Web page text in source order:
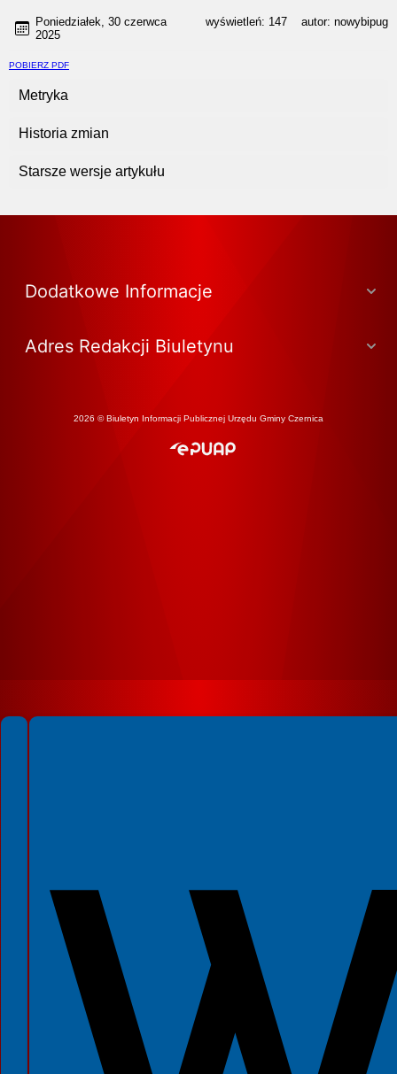
Poniedziałek, 30 czerwca
2025
wyświetleń: 147 autor: nowybipug
POBIERZ PDF
Metryka
Historia zmian
Starsze wersje artykułu
Dodatkowe Informacje
Adres Redakcji Biuletynu
2026 © Biuletyn Informacji Publicznej Urzędu Gminy Czernica
Spełniamy standardy WCAG 2.2
Spełniamy standardy W3C